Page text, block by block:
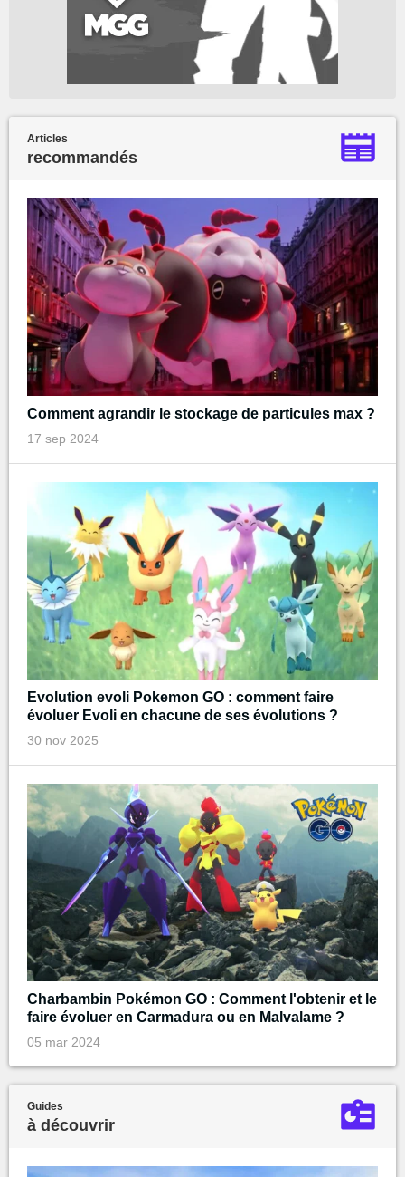
Articles
recommandés
Comment agrandir le stockage de particules max ?
17 sep 2024
Evolution evoli Pokemon GO : comment faire
évoluer Evoli en chacune de ses évolutions ?
30 nov 2025
Charbambin Pokémon GO : Comment l'obtenir et le
faire évoluer en Carmadura ou en Malvalame ?
05 mar 2024
Guides
à découvrir